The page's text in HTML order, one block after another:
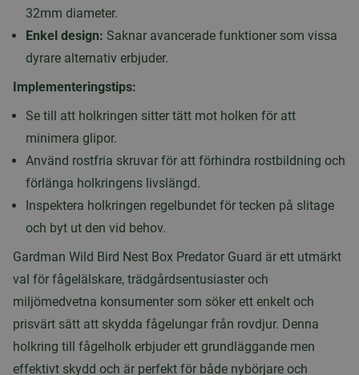
32mm diameter.
Enkel design: Saknar avancerade funktioner som vissa
dyrare alternativ erbjuder.
Implementeringstips:
Se till att holkringen sitter tätt mot holken för att
minimera glipor.
Använd rostfria skruvar för att förhindra rostbildning och
förlänga holkringens livslängd.
Inspektera holkringen regelbundet för tecken på slitage
och byt ut den vid behov.
Gardman Wild Bird Nest Box Predator Guard är ett utmärkt
val för fågelälskare, trädgårdsentusiaster och
miljömedvetna konsumenter som söker ett enkelt och
prisvärt sätt att skydda fågelungar från rovdjur. Denna
holkring till fågelholk erbjuder ett grundläggande men
effektivt skydd och är perfekt för både nybörjare och